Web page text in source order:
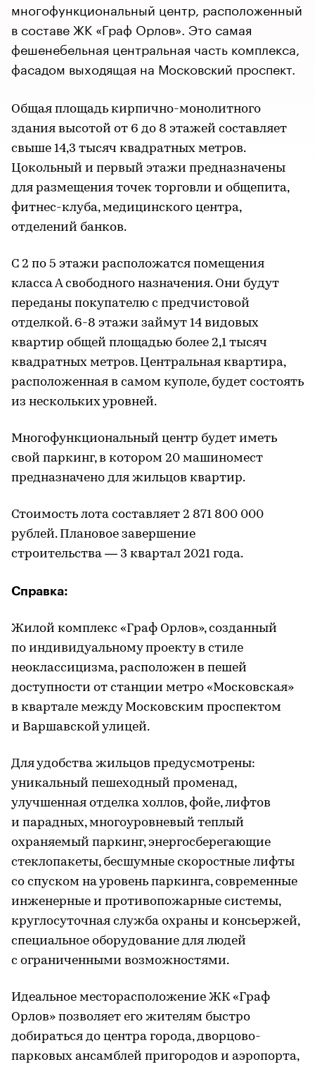
многофункциональный центр, расположенный
в составе ЖК «Граф Орлов». Это самая
фешенебельная центральная часть комплекса,
фасадом выходящая на Московский проспект.
Общая площадь кирпично-монолитного
здания высотой от 6 до 8 этажей составляет
свыше 14,3 тысяч квадратных метров.
Цокольный и первый этажи предназначены
для размещения точек торговли и общепита,
фитнес-клуба, медицинского центра,
отделений банков.
С 2 по 5 этажи расположатся помещения
класса А свободного назначения. Они будут
переданы покупателю с предчистовой
отделкой. 6-8 этажи займут 14 видовых
квартир общей площадью более 2,1 тысяч
квадратных метров. Центральная квартира,
расположенная в самом куполе, будет состоять
из нескольких уровней.
Многофункциональный центр будет иметь
свой паркинг, в котором 20 машиномест
предназначено для жильцов квартир.
Стоимость лота составляет 2 871 800 000
рублей. Плановое завершение
строительства — 3 квартал 2021 года.
Справка:
Жилой комплекс «Граф Орлов», созданный
по индивидуальному проекту в стиле
неоклассицизма, расположен в пешей
доступности от станции метро «Московская»
в квартале между Московским проспектом
и Варшавской улицей.
Для удобства жильцов предусмотрены:
уникальный пешеходный променад,
улучшенная отделка холлов, фойе, лифтов
и парадных, многоуровневый теплый
охраняемый паркинг, энергосберегающие
стеклопакеты, бесшумные скоростные лифты
со спуском на уровень паркинга, современные
инженерные и противопожарные системы,
круглосуточная служба охраны и консьержей,
специальное оборудование для людей
с ограниченными возможностями.
Идеальное месторасположение ЖК «Граф
Орлов» позволяет его жителям быстро
добираться до центра города, дворцово-
парковых ансамблей пригородов и аэропорта,